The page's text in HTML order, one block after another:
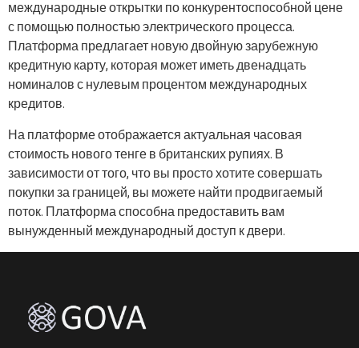
международные открытки по конкурентоспособной цене
с помощью полностью электрического процесса.
Платформа предлагает новую двойную зарубежную
кредитную карту, которая может иметь двенадцать
номиналов с нулевым процентом международных
кредитов.
На платформе отображается актуальная часовая
стоимость нового тенге в британских рупиях. В
зависимости от того, что вы просто хотите совершать
покупки за границей, вы можете найти продвигаемый
поток. Платформа способна предоставить вам
вынужденный международный доступ к двери.